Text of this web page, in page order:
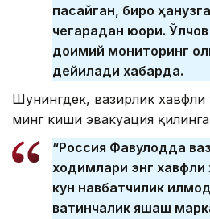
пасайган, бироқ
чегарадан юқори.
доимий мониторинг
дейилади хабарда.
Шунингдек, вазирлик хавфли
минг киши эвакуация
“Россия Фавқулодда
ходимлари энг хавфли
кун навбатчилик
вақтинчалик яшаш